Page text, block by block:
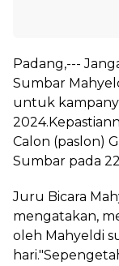
Padang,---
Sumbar
untuk
Calon (paslon)
Sumbar pada
Juru Bicara
mengatakan,
oleh Mahyeldi